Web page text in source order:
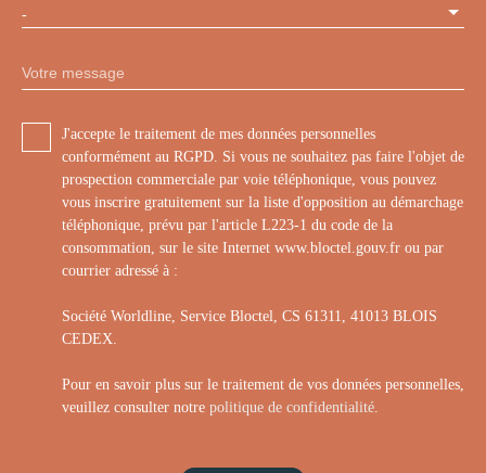
-
Votre message
J'accepte le traitement de mes données personnelles
conformément au RGPD. Si vous ne souhaitez pas faire l'objet de
prospection commerciale par voie téléphonique, vous pouvez
vous inscrire gratuitement sur la liste d'opposition au démarchage
téléphonique, prévu par l'article L223-1 du code de la
consommation, sur le site Internet www.bloctel.gouv.fr ou par
courrier adressé à :
Société Worldline, Service Bloctel, CS 61311, 41013 BLOIS
CEDEX.
Pour en savoir plus sur le traitement de vos données personnelles,
veuillez consulter notre politique de confidentialité